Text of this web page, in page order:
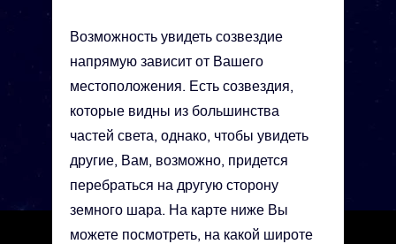
Возможность увидеть созвездие
напрямую зависит от Вашего
местоположения. Есть созвездия,
которые видны из большинства
частей света, однако, чтобы увидеть
другие, Вам, возможно, придется
перебраться на другую сторону
земного шара. На карте ниже Вы
можете посмотреть, на какой широте